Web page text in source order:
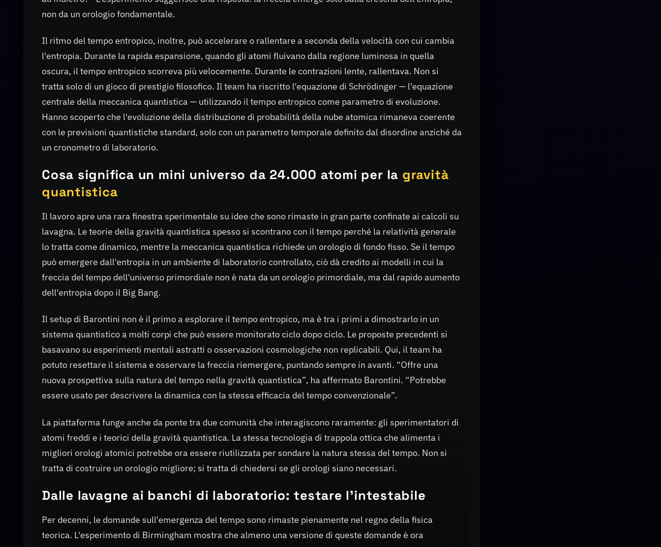
non da un orologio fondamentale.
Il ritmo del tempo entropico, inoltre, può accelerare o rallentare a seconda della velocità con cui cambia
l'entropia. Durante la rapida espansione, quando gli atomi fluivano dalla regione luminosa in quella
oscura, il tempo entropico scorreva più velocemente. Durante le contrazioni lente, rallentava. Non si
tratta solo di un gioco di prestigio filosofico. Il team ha riscritto l'equazione di Schrödinger — l'equazione
centrale della meccanica quantistica — utilizzando il tempo entropico come parametro di evoluzione.
Hanno scoperto che l'evoluzione della distribuzione di probabilità della nube atomica rimaneva coerente
con le previsioni quantistiche standard, solo con un parametro temporale definito dal disordine anziché da
un cronometro di laboratorio.
Cosa significa un mini universo da 24.000 atomi per la gravità
quantistica
Il lavoro apre una rara finestra sperimentale su idee che sono rimaste in gran parte confinate ai calcoli su
lavagna. Le teorie della gravità quantistica spesso si scontrano con il tempo perché la relatività generale
lo tratta come dinamico, mentre la meccanica quantistica richiede un orologio di fondo fisso. Se il tempo
può emergere dall'entropia in un ambiente di laboratorio controllato, ciò dà credito ai modelli in cui la
freccia del tempo dell'universo primordiale non è nata da un orologio primordiale, ma dal rapido aumento
dell'entropia dopo il Big Bang.
Il setup di Barontini non è il primo a esplorare il tempo entropico, ma è tra i primi a dimostrarlo in un
sistema quantistico a molti corpi che può essere monitorato ciclo dopo ciclo. Le proposte precedenti si
basavano su esperimenti mentali astratti o osservazioni cosmologiche non replicabili. Qui, il team ha
potuto resettare il sistema e osservare la freccia riemergere, puntando sempre in avanti. “Offre una
nuova prospettiva sulla natura del tempo nella gravità quantistica”, ha affermato Barontini. “Potrebbe
essere usato per descrivere la dinamica con la stessa efficacia del tempo convenzionale”.
La piattaforma funge anche da ponte tra due comunità che interagiscono raramente: gli sperimentatori di
atomi freddi e i teorici della gravità quantistica. La stessa tecnologia di trappola ottica che alimenta i
migliori orologi atomici potrebbe ora essere riutilizzata per sondare la natura stessa del tempo. Non si
tratta di costruire un orologio migliore; si tratta di chiedersi se gli orologi siano necessari.
Dalle lavagne ai banchi di laboratorio: testare l'intestabile
Per decenni, le domande sull'emergenza del tempo sono rimaste pienamente nel regno della fisica
teorica. L'esperimento di Birmingham mostra che almeno una versione di queste domande è ora